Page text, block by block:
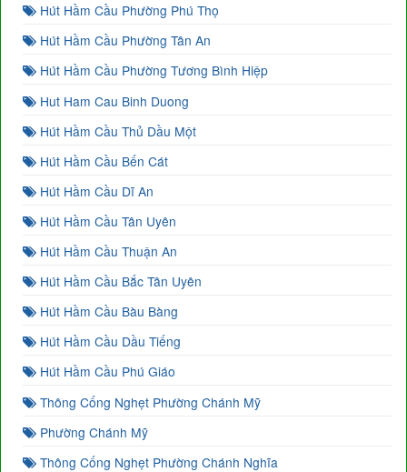
Hút Hầm Cầu Phường Phú Thọ
Hút Hầm Cầu Phường Tân An
Hút Hầm Cầu Phường Tương Bình Hiệp
Hut Ham Cau Binh Duong
Hút Hầm Cầu Thủ Dầu Một
Hút Hầm Cầu Bến Cát
Hút Hầm Cầu Dĩ An
Hút Hầm Cầu Tân Uyên
Hút Hầm Cầu Thuận An
Hút Hầm Cầu Bắc Tân Uyên
Hút Hầm Cầu Bàu Bàng
Hút Hầm Cầu Dầu Tiếng
Hút Hầm Cầu Phú Giáo
Thông Cống Nghẹt Phường Chánh Mỹ
Phường Chánh Mỹ
Thông Cống Nghẹt Phường Chánh Nghĩa